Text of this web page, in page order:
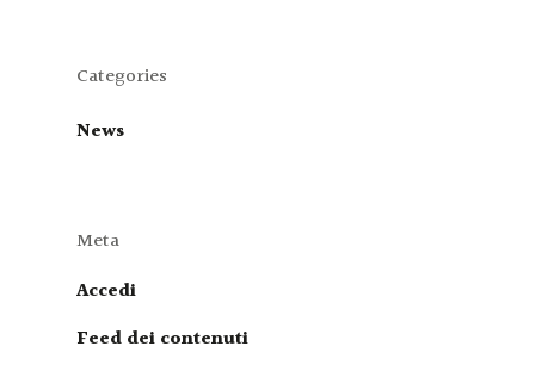
Categories
News
Meta
Accedi
Feed dei contenuti